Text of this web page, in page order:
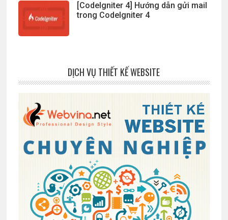
[CodeIgniter 4] Hướng dẫn gửi mail
trong CodeIgniter 4
DỊCH VỤ THIẾT KẾ WEBSITE